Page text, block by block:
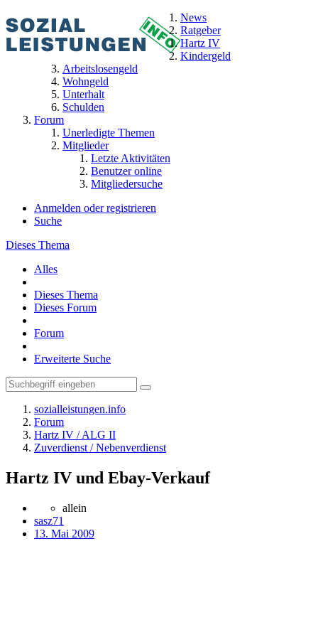
News
Ratgeber
Hartz IV
Kindergeld
Arbeitslosengeld
Wohngeld
Unterhalt
Schulden
Forum
Unerledigte Themen
Mitglieder
Letzte Aktivitäten
Benutzer online
Mitgliedersuche
Anmelden oder registrieren
Suche
Dieses Thema
Alles
Dieses Thema
Dieses Forum
Forum
Erweiterte Suche
sozialleistungen.info
Forum
Hartz IV / ALG II
Zuverdienst / Nebenverdienst
Hartz IV und Ebay-Verkauf
allein
sasz71
13. Mai 2009